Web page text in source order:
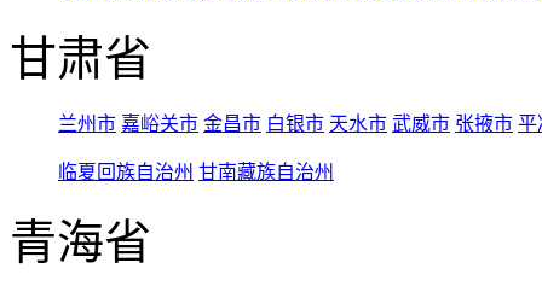
甘肃省
兰州市 嘉峪关市 金昌市 白银市 天水市 武威市 张掖市 平
临夏回族自治州 甘南藏族自治州
青海省